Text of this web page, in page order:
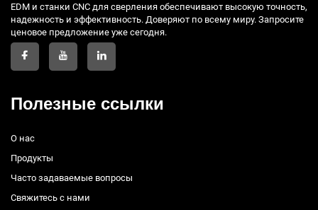
EDM и станки CNC для сверления обеспечивают высокую точность,
надежность и эффективность. Доверяют по всему миру. Запросите
ценовое предложение уже сегодня.
Полезные ссылки
О нас
Продукты
Часто задаваемые вопросы
Свяжитесь с нами